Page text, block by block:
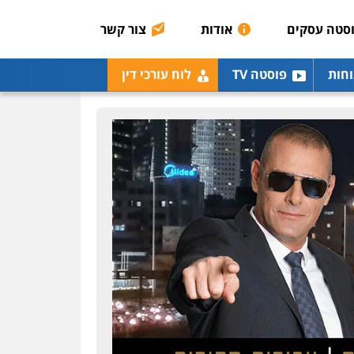
עסקים אודות צור קשר
פוסטה TV לוח עורכי דין
מחיקת כתבות מגוגל
ודחיקת אזכורים שליליים
דין
0522508109
אחסון אתרים
מהירות הגנה גיבוי
תמיכה שירותים מקצועיים
לעורכי דין
מרכז התחלה חדשה
אסירים עבירות מין
שירותים מקצועיים לעורכי
דין
0544500346
מאיה בלום, עו"ס,
טיפול ושיקום
טיפול בהתמכרויות